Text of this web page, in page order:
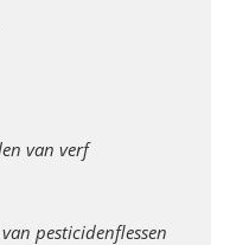
van verf
pesticidenflessen